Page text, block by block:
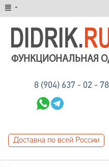
ФУНКЦИОНАЛЬНАЯ
8 (904) 637 - 02 - 78
Доставка по всей России